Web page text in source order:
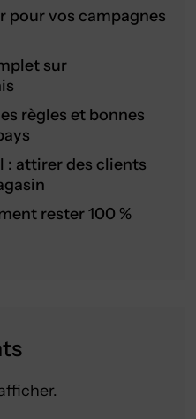
pour vos campagnes
sur
règles et bonnes
: attirer des clients
rester 100 %